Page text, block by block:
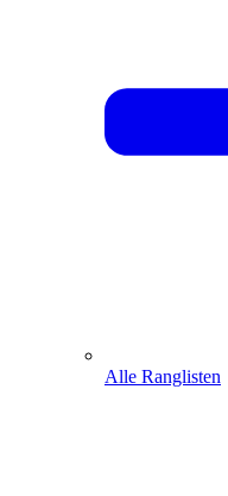
Alle Ranglisten